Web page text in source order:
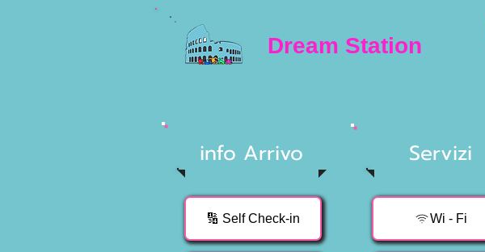
Dream Station
info Arrivo
🔢 Self Check-in
Servizi
Wi - Fi